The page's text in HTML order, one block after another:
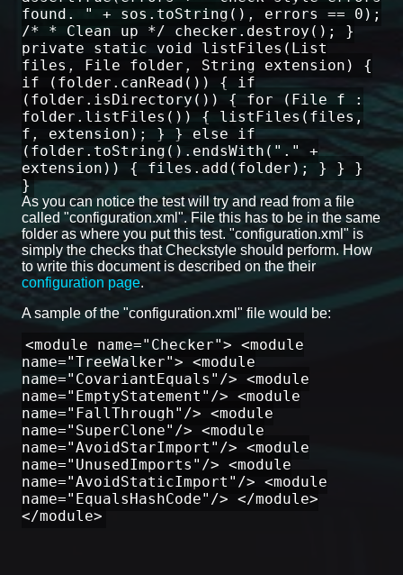
found. " + sos.toString(), errors == 0);
/* * Clean up */ checker.destroy(); }
private static void listFiles(List
files, File folder, String extension) {
if (folder.canRead()) { if
(folder.isDirectory()) { for (File f :
folder.listFiles()) { listFiles(files,
f, extension); } } else if
(folder.toString().endsWith("." +
extension)) { files.add(folder); } } }
}
As you can notice the test will try and read from a file
called "configuration.xml". File this has to be in the same
folder as where you put this test. "configuration.xml" is
simply the checks that Checkstyle should perform. How
to write this document is described on the their
configuration page.
A sample of the "configuration.xml" file would be:
<module name="Checker"> <module
name="TreeWalker"> <module
name="CovariantEquals"/> <module
name="EmptyStatement"/> <module
name="FallThrough"/> <module
name="SuperClone"/> <module
name="AvoidStarImport"/> <module
name="UnusedImports"/> <module
name="AvoidStaticImport"/> <module
name="EqualsHashCode"/> </module>
</module>